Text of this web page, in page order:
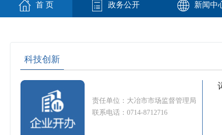
首 页 政务公开 新闻中
科技创新
责任单位：大冶市市场监督管理局
联系电话：0714-8712716